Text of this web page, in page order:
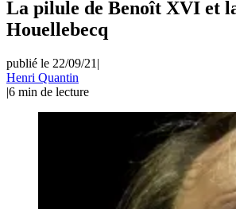
La pilule de Benoît XVI et
Houellebecq
publié le 22/09/21 |
Henri Quantin
|6 min de lecture